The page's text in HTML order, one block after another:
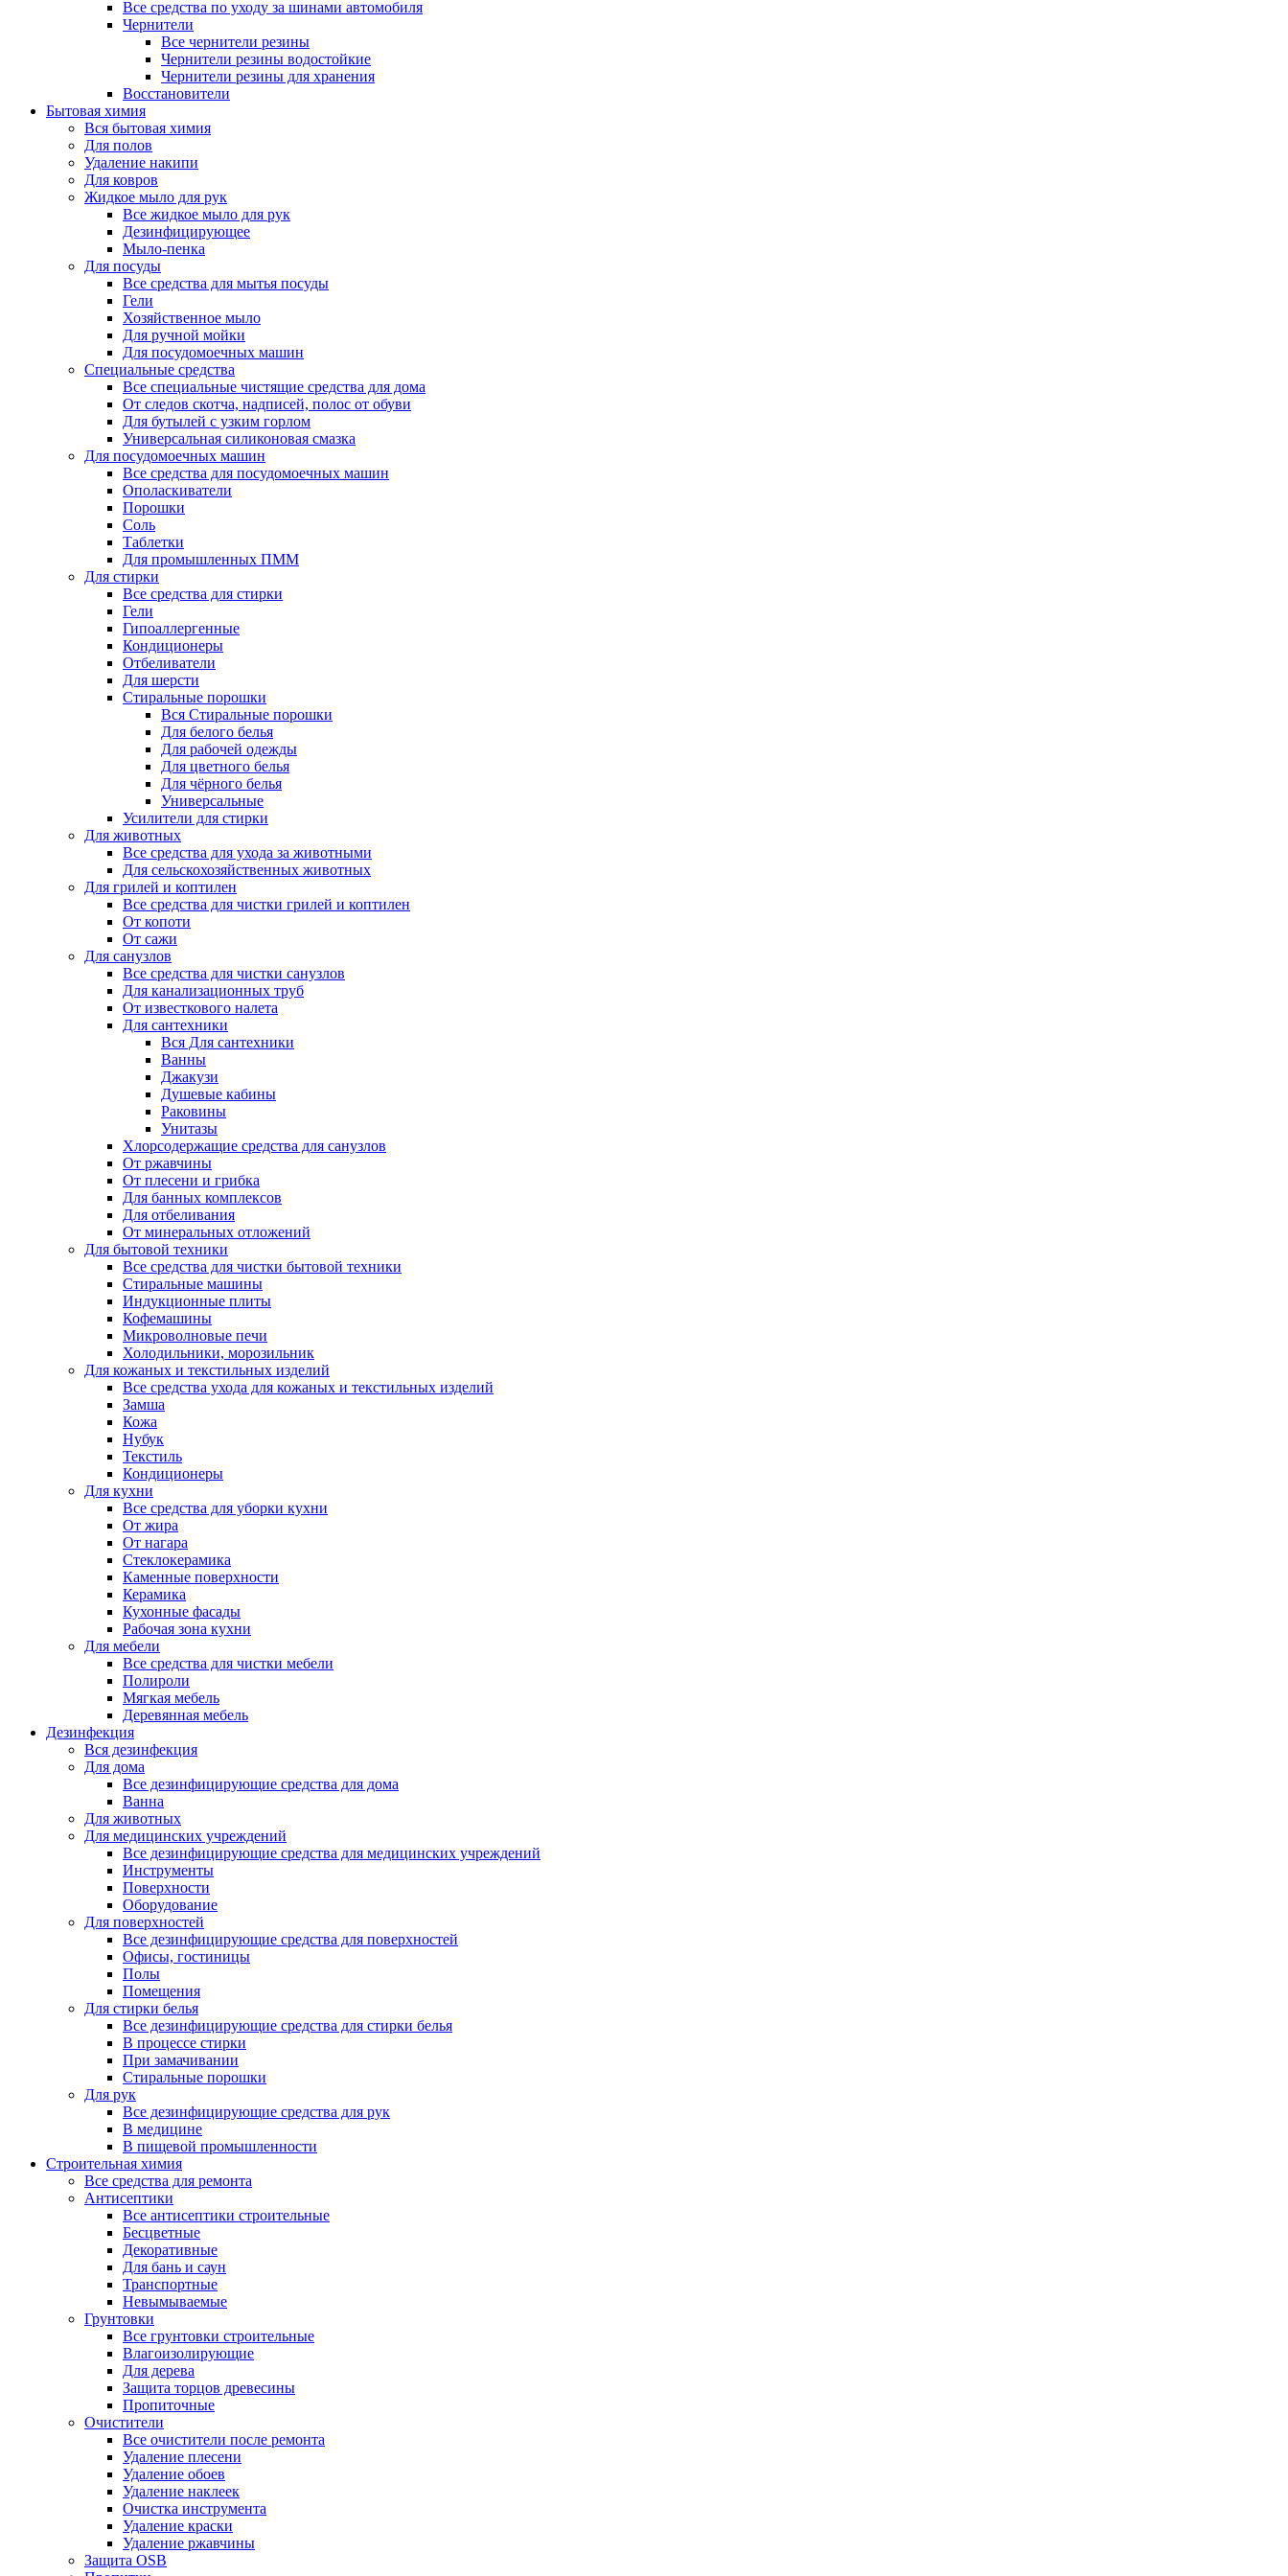
Все средства по уходу за шинами автомобиля
Чернители
Все чернители резины
Чернители резины водостойкие
Чернители резины для хранения
Восстановители
Бытовая химия
Вся бытовая химия
Для полов
Удаление накипи
Для ковров
Жидкое мыло для рук
Все жидкое мыло для рук
Дезинфицирующее
Мыло-пенка
Для посуды
Все средства для мытья посуды
Гели
Хозяйственное мыло
Для ручной мойки
Для посудомоечных машин
Специальные средства
Все специальные чистящие средства для дома
От следов скотча, надписей, полос от обуви
Для бутылей с узким горлом
Универсальная силиконовая смазка
Для посудомоечных машин
Все средства для посудомоечных машин
Ополаскиватели
Порошки
Соль
Таблетки
Для промышленных ПММ
Для стирки
Все средства для стирки
Гели
Гипоаллергенные
Кондиционеры
Отбеливатели
Для шерсти
Стиральные порошки
Вся Стиральные порошки
Для белого белья
Для рабочей одежды
Для цветного белья
Для чёрного белья
Универсальные
Усилители для стирки
Для животных
Все средства для ухода за животными
Для сельскохозяйственных животных
Для грилей и коптилен
Все средства для чистки грилей и коптилен
От копоти
От сажи
Для санузлов
Все средства для чистки санузлов
Для канализационных труб
От известкового налета
Для сантехники
Вся Для сантехники
Ванны
Джакузи
Душевые кабины
Раковины
Унитазы
Хлорсодержащие средства для санузлов
От ржавчины
От плесени и грибка
Для банных комплексов
Для отбеливания
От минеральных отложений
Для бытовой техники
Все средства для чистки бытовой техники
Стиральные машины
Индукционные плиты
Кофемашины
Микроволновые печи
Холодильники, морозильник
Для кожаных и текстильных изделий
Все средства ухода для кожаных и текстильных изделий
Замша
Кожа
Нубук
Текстиль
Кондиционеры
Для кухни
Все средства для уборки кухни
От жира
От нагара
Стеклокерамика
Каменные поверхности
Керамика
Кухонные фасады
Рабочая зона кухни
Для мебели
Все средства для чистки мебели
Полироли
Мягкая мебель
Деревянная мебель
Дезинфекция
Вся дезинфекция
Для дома
Все дезинфицирующие средства для дома
Ванна
Для животных
Для медицинских учреждений
Все дезинфицирующие средства для медицинских учреждений
Инструменты
Поверхности
Оборудование
Для поверхностей
Все дезинфицирующие средства для поверхностей
Офисы, гостиницы
Полы
Помещения
Для стирки белья
Все дезинфицирующие средства для стирки белья
В процессе стирки
При замачивании
Стиральные порошки
Для рук
Все дезинфицирующие средства для рук
В медицине
В пищевой промышленности
Строительная химия
Все средства для ремонта
Антисептики
Все антисептики строительные
Бесцветные
Декоративные
Для бань и саун
Транспортные
Невымываемые
Грунтовки
Все грунтовки строительные
Влагоизолирующие
Для дерева
Защита торцов древесины
Пропиточные
Очистители
Все очистители после ремонта
Удаление плесени
Удаление обоев
Удаление наклеек
Очистка инструмента
Удаление краски
Удаление ржавчины
Защита OSB